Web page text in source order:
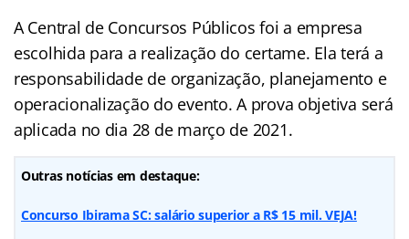
A Central de Concursos Públicos foi a empresa
escolhida para a realização do certame. Ela terá a
responsabilidade de organização, planejamento e
operacionalização do evento. A prova objetiva será
aplicada no dia 28 de março de 2021.
Outras notícias em destaque:
Concurso Ibirama SC: salário superior a R$ 15 mil. VEJA!